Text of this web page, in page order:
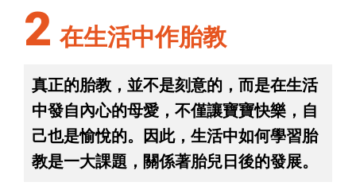
2 在生活中作胎教
真正的胎教，並不是刻意的，而是在生活
中發自內心的母愛，不僅讓寶寶快樂，自
己也是愉悅的。因此，生活中如何學習胎
教是一大課題，關係著胎兒日後的發展。